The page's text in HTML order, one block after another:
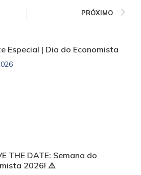
PRÓXIMO
Especial | Dia do Economista
THE DATE: Semana do
2026! ⚠️